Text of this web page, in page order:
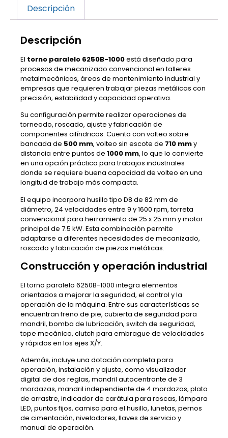
Descripción
Descripción
El torno paralelo 6250B-1000está diseñado para
procesos de mecanizado convencional en talleres
metalmecánicos, áreas de mantenimiento industrial y
empresas que requieren trabajar piezas metálicas con
precisión, estabilidad y capacidad operativa.
Su configuración permite realizar operaciones de
torneado, roscado, ajuste y fabricación de
componentes cilíndricos. Cuenta con volteo sobre
bancada de 500 mm, volteo sin escote de 710 mmy
distancia entre puntos de 1000 mm, lo que lo convierte
en una opción práctica para trabajos industriales
donde se requiere buena capacidad de volteo en una
longitud de trabajo más compacta.
El equipo incorpora husillo tipo D8 de 82 mm de
diámetro, 24 velocidades entre 9 y 1600 rpm, torreta
convencional para herramienta de 25 x 25 mm y motor
principal de 7.5 kW. Esta combinación permite
adaptarse a diferentes necesidades de mecanizado,
roscado y fabricación de piezas metálicas.
Construcción y operación industrial
El torno paralelo 6250B-1000 integra elementos
orientados a mejorar la seguridad, el control y la
operación de la máquina. Entre sus características se
encuentran freno de pie, cubierta de seguridad para
mandril, bomba de lubricación, switch de seguridad,
tope mecánico, clutch para embrague de velocidades
y rápidos en los ejes X/Y.
Además, incluye una dotación completa para
operación, instalación y ajuste, como visualizador
digital de dos reglas, mandril autocentrante de 3
mordazas, mandril independiente de 4 mordazas, plato
de arrastre, indicador de carátula para roscas, lámpara
LED, puntos fijos, camisa para el husillo, lunetas, pernos
de cimentación, niveladores, llaves de servicio y
manual de operación.